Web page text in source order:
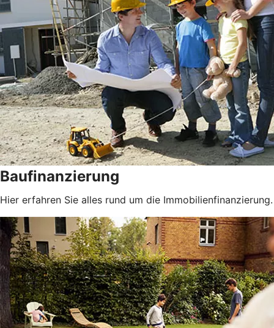
Baufinanzierung
Hier erfahren Sie alles rund um die Immobilienfinanzierung.